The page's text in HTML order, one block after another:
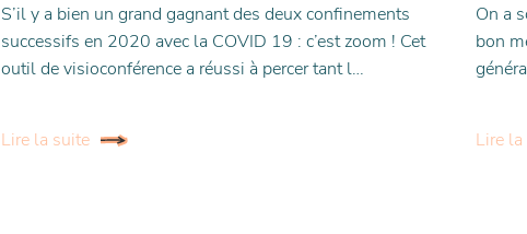
S’il y a bien un grand gagnant des deux confinements
successifs en 2020 avec la COVID 19 : c’est zoom ! Cet
outil de visioconférence a réussi à percer tant l…
Lire la suite
On a
bon
Lire